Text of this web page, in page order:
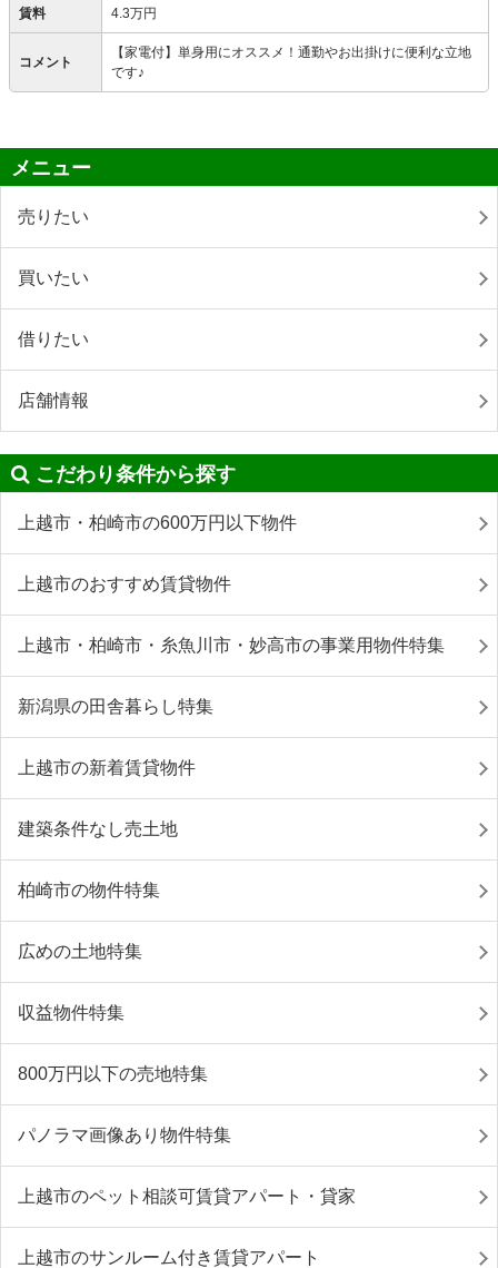
賃料 4.3万円
コメント
【家電付】単身用にオススメ！通勤やお出掛けに便利な立地
です♪
メニュー
売りたい
買いたい
借りたい
店舗情報
こだわり条件から探す
上越市・柏崎市の600万円以下物件
上越市のおすすめ賃貸物件
上越市・柏崎市・糸魚川市・妙高市の事業用物件特集
新潟県の田舎暮らし特集
上越市の新着賃貸物件
建築条件なし売土地
柏崎市の物件特集
広めの土地特集
収益物件特集
800万円以下の売地特集
パノラマ画像あり物件特集
上越市のペット相談可賃貸アパート・貸家
上越市のサンルーム付き賃貸アパート